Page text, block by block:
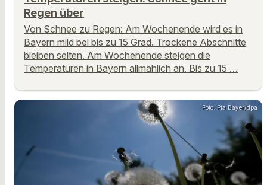
Regen über
Von Schnee zu Regen: Am Wochenende wird es in
Bayern mild bei bis zu 15 Grad. Trockene Abschnitte
bleiben selten. Am Wochenende steigen die
Temperaturen in Bayern allmählich an. Bis zu 15 …
Foto: Pia Bayer/dpa